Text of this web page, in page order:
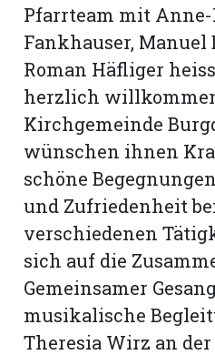
Pfarrteam mit
Fankhauser, Manuel
Roman Häfliger
herzlich
Kirchgemeinde
wünschen ihnen
schöne
und Zufriedenheit
verschiedenen
sich auf die
Gemeinsamer
musikalische
Theresia Wirz an